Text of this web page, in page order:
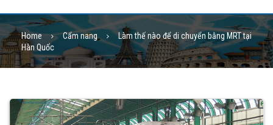
Home Cẩm nang
Làm thế nào để di chuyển bằng MRT tại
Hàn Quốc